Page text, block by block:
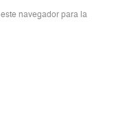
navegador para la